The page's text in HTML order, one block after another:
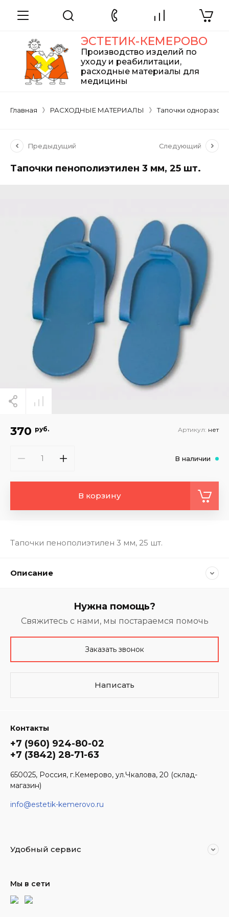
ЭСТЕТИК-КЕМЕРОВО
Производство изделий по
уходу и реабилитации,
расходные материалы для
медицины
Главная РАСХОДНЫЕ МАТЕРИАЛЫ Тапочки
Предыдущий Следующий
Тапочки пенополиэтилен 3 мм, 25 шт.
Тапочки пенополиэтилен 3 мм, 25 шт.
370 руб. Артикул: нет
В наличии
В корзину
Описание
Нужна помощь?
Свяжитесь с нами, мы постараемся помочь
Заказать звонок
Написать
Контакты
+7 (960) 924-80-02
+7 (3842) 28-71-63
650025, Россия, г.Кемерово, ул.Чкалова, 20 (склад-
магазин)
info@estetik-kemerovo.ru
Удобный сервис
Мы в сети